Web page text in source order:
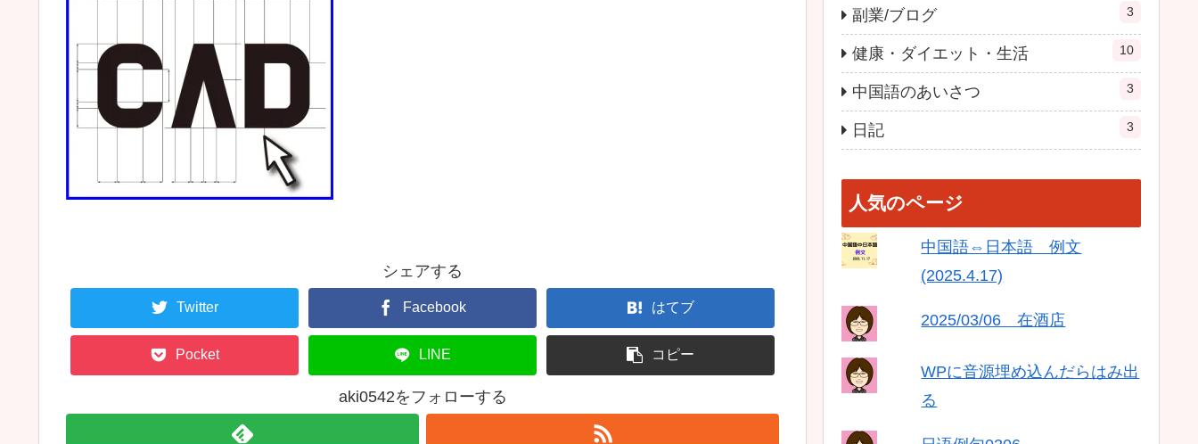
シェアする
Twitter Facebook はてブ
Pocket LINE コピー
aki0542をフォローする
副業/ブログ 3
健康・ダイエット・生活 10
中国語のあいさつ 3
日記 3
人気のページ
中国語⇔日本語 例文
(2025.4.17)
2025/03/06 在酒店
WPに音源埋め込んだらはみ出
る